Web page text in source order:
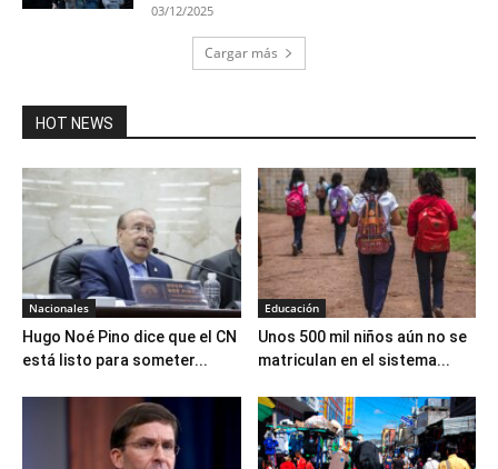
03/12/2025
Cargar más
HOT NEWS
Nacionales
Hugo Noé Pino dice que el CN
está listo para someter...
Educación
Unos 500 mil niños aún no se
matriculan en el sistema...